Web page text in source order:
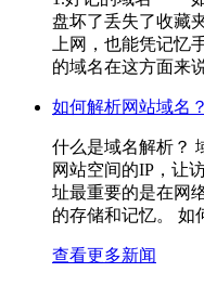
盘坏了丢失了收藏
上网，也能凭记忆
的域名在这方面来
如何解析网站域名？
什么是域名解析？
网站空间的IP，让
址最重要的是在网
的存储和记忆。 如
查看更多新闻